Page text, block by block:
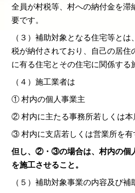
全員が村税等、村への納付金を滞
要です。
（３）補助対象となる住宅等と
税が納付されており、自己の居住
に有る住宅とその住宅に関係する
（４）施工業者は
① 村内の個人事業主
② 村内に主たる事務所若しくは本
③ 村内に支店若しくは営業所を有
但し、②・③の場合は、村内の個
を施工させること。
（５）補助対象事業の内容及び補